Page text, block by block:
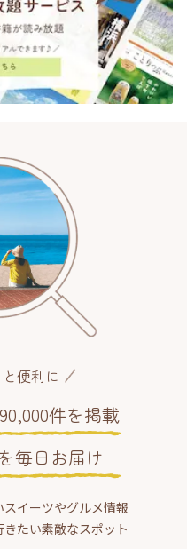
便利に
件を掲載
毎日お届け
イーツやグルメ情報
たい素敵なスポット